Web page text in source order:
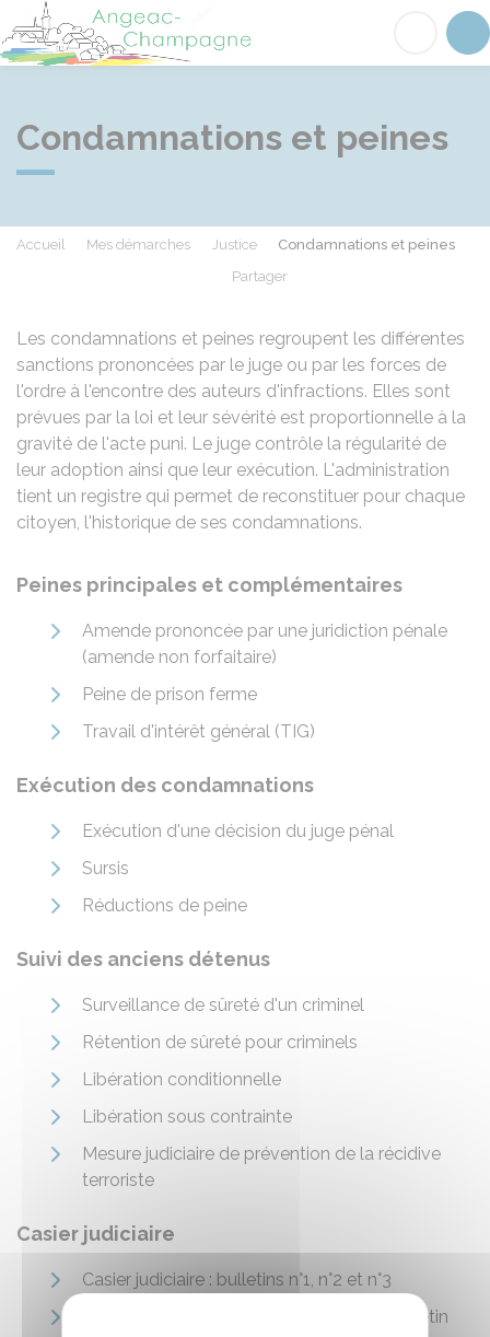
Angeac-Champagne
Condamnations et peines
Accueil Mes démarches Justice
Condamnations et peines
Partager
Les condamnations et peines regroupent les différentes
sanctions prononcées par le juge ou par les forces de
l'ordre à l'encontre des auteurs d'infractions. Elles sont
prévues par la loi et leur sévérité est proportionnelle à la
gravité de l'acte puni. Le juge contrôle la régularité de
leur adoption ainsi que leur exécution. L'administration
tient un registre qui permet de reconstituer pour chaque
citoyen, l'historique de ses condamnations.
Peines principales et complémentaires
Amende prononcée par une juridiction pénale
(amende non forfaitaire)
Peine de prison ferme
Travail d'intérêt général (TIG)
Exécution des condamnations
Exécution d'une décision du juge pénal
Sursis
Réductions de peine
Suivi des anciens détenus
Surveillance de sûreté d'un criminel
Rétention de sûreté pour criminels
Libération conditionnelle
Libération sous contrainte
Mesure judiciaire de prévention de la récidive
terroriste
Casier judiciaire
Casier judiciaire : bulletins n°1, n°2 et n°3
Demande d'extrait de casier judiciaire (bulletin